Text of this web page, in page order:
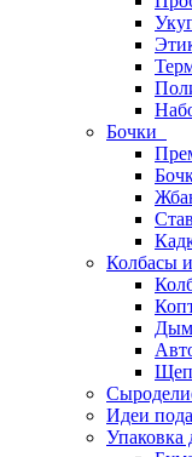
Бочки
Колбасы
Идеи
Упаковка